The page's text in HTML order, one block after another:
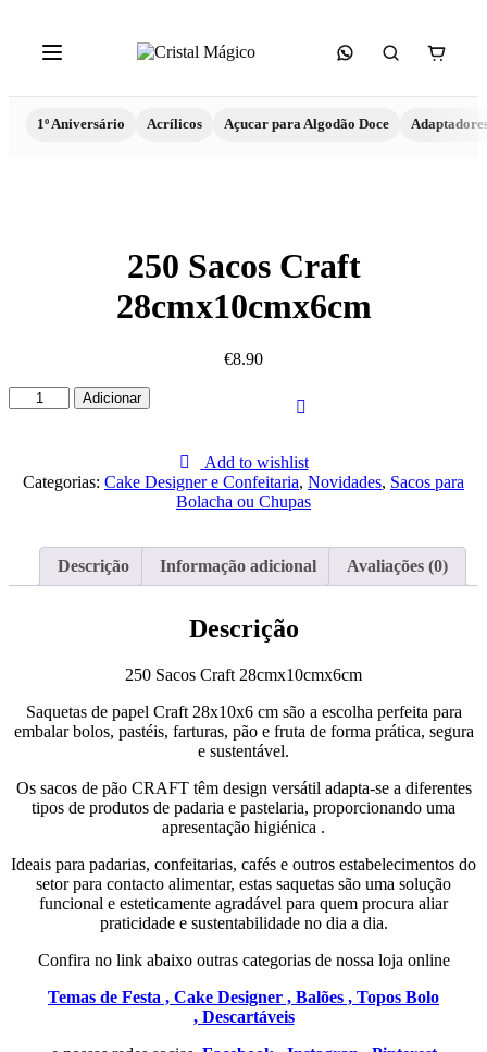
1º Aniversário Acrílicos Açucar para Algodão Doce
250 Sacos Craft
28cmx10cmx6cm
€8.90
Quantidade
de
Craft
28cmx10cmx6cm
Adicionar
Add to wishlist
Categorias: Cake Designer e Confeitaria, Novidades, Sacos para
Bolacha ou Chupas
Descrição Informação adicional Avaliações (0)
Descrição
250 Sacos Craft 28cmx10cmx6cm
Saquetas de papel Craft 28x10x6 cm são a escolha perfeita para
embalar bolos, pastéis, farturas, pão e fruta de forma prática, segura
e sustentável.
Os sacos de pão CRAFT têm design versátil adapta-se a diferentes
tipos de produtos de padaria e pastelaria, proporcionando uma
apresentação higiénica .
Ideais para padarias, confeitarias, cafés e outros estabelecimentos do
setor para contacto alimentar, estas saquetas são uma solução
funcional e esteticamente agradável para quem procura aliar
praticidade e sustentabilidade no dia a dia.
Confira no link abaixo outras categorias de nossa loja online
Temas de Festa , Cake Designer , Balões , Topos Bolo
, Descartáveis